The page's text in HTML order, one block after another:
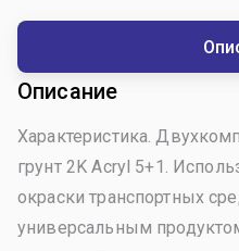
Описание
Характеристика.
грунт 2K Acryl 5+1.
окраски транспортных
универсальным